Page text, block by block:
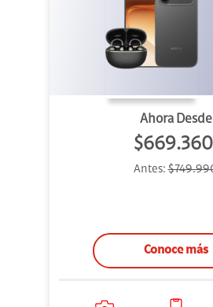
Ahora Desde
$669.360
Antes:
Conoce más